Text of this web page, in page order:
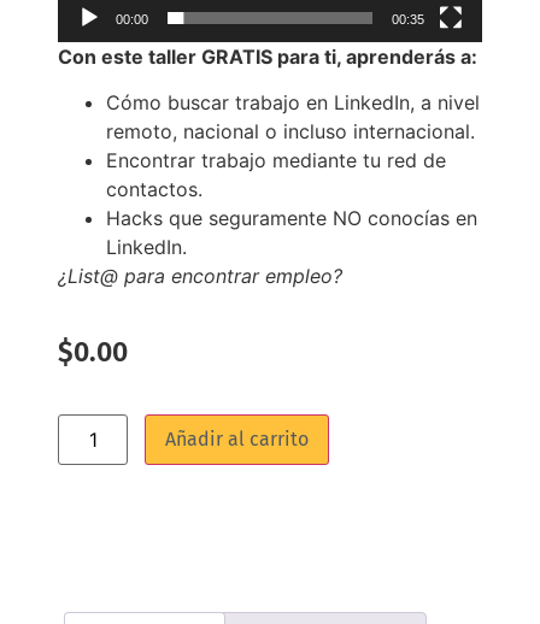
00:00 00:35
Con este taller GRATIS para ti, aprenderás a:
Cómo buscar trabajo en LinkedIn, a nivel
remoto, nacional o incluso internacional.
Encontrar trabajo mediante tu red de
contactos.
Hacks que seguramente NO conocías en
LinkedIn.
¿List@ para encontrar empleo?
$0.00
Añadir al carrito